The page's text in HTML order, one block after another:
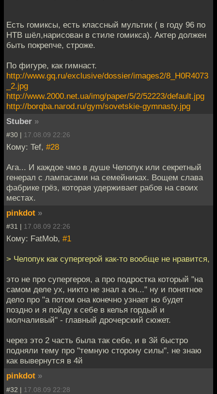
Есть гомиксы, есть классный мультик ( в году 96 по
НТВ шёл,нарисован в стиле гомикса). Актер должен
быть покрепче, строже.
По фигуре, как гимнаст.
http://www.gq.ru/exclusive/dossier/images2/8_H0R4073
_2.jpg
http://www.2000.net.ua/img/paper/5/2/52223/default.jpg
http://borqba.narod.ru/gym/sovetskie-gymnasty.jpg
Stuber »
#30 | 17.08.09 22:26
Кому: Tef, #28
Ага... И каждое чмо в душе Челопук или секретный
генерал с лампасами на семейниках. Вощем слава
фабрике грёз, которая удерживает рабов на своих
местах.
pinkdot »
#31 | 17.08.09 22:26
Кому: FatMob, #1
> Челопук как супергерой как-то вообще не нравится,
это не про супергероя, а про подростка который "на
самом деле ух, никто не знал а он..." ну и понятное
дело про "а потом она конечно узнает но будет
поздно и я пойду к себе в келья гордый и
молчаливый" - главный дрочерский сюжет.
через это 2 часть была так себе, и в 3й быстро
подняли тему про "темную сторону силы". не знаю
как вывернутся в 4й
pinkdot »
#32 | 17.08.09 22:28